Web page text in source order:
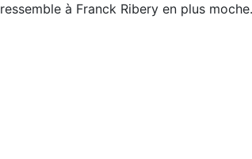
ressemble à Franck Ribery en plus